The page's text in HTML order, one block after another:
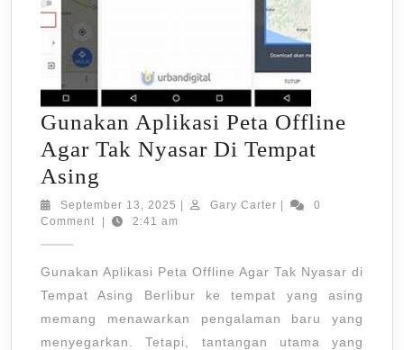
Gunakan Aplikasi Peta Offline
Agar Tak Nyasar Di Tempat
Asing
Aplikasi
Peta
Agar
Tak
Nyasar
September 13, 2025 September
13,
| Gary Carter Gary
|
0
Comment
| 2:41 am
Gunakan Aplikasi Peta Offline Agar Tak Nyasar di
Tempat Asing Berlibur ke tempat yang asing
memang menawarkan pengalaman baru yang
menyegarkan. Tetapi, tantangan utama yang